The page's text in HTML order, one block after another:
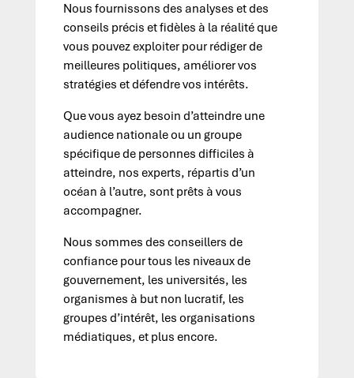
Nous fournissons des analyses et des
conseils précis et fidèles à la réalité que
vous pouvez exploiter pour rédiger de
meilleures politiques, améliorer vos
stratégies et défendre vos intérêts.
Que vous ayez besoin d’atteindre une
audience nationale ou un groupe
spécifique de personnes difficiles à
atteindre, nos experts, répartis d’un
océan à l’autre, sont prêts à vous
accompagner.
Nous sommes des conseillers de
confiance pour tous les niveaux de
gouvernement, les universités, les
organismes à but non lucratif, les
groupes d’intérêt, les organisations
médiatiques, et plus encore.